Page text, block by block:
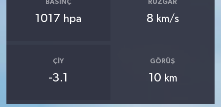
BASINÇ
1017 hpa
RÜZGAR
8 km/s
ÇIY
-3.1
GÖRÜŞ
10 km